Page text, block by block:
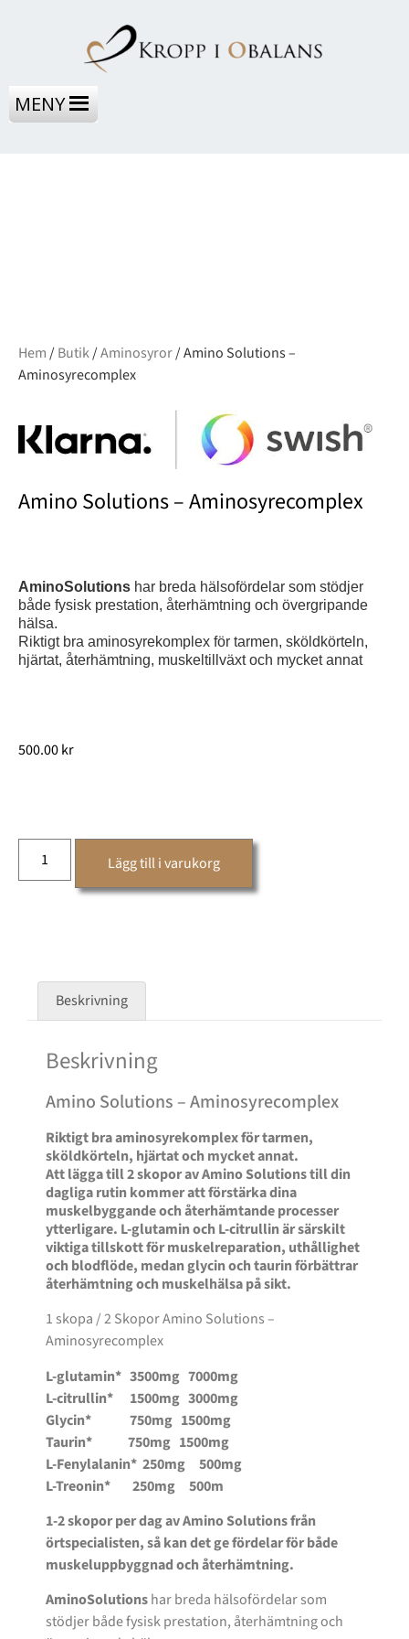
MENY
Hem/Butik/Aminosyror/ Amino Solutions –
Aminosyrecomplex
Amino Solutions – Aminosyrecomplex
AminoSolutions har breda hälsofördelar som stödjer
både fysisk prestation, återhämtning och övergripande
hälsa.
Riktigt bra aminosyrekomplex för tarmen, sköldkörteln,
hjärtat, återhämtning, muskeltillväxt och mycket annat
500.00kr
Lägg till i varukorg
Beskrivning
Beskrivning
Amino Solutions – Aminosyrecomplex
Riktigt bra aminosyrekomplex för tarmen,
sköldkörteln, hjärtat och mycket annat.
Att lägga till 2 skopor av Amino Solutions till din
dagliga rutin kommer att förstärka dina
muskelbyggande och återhämtande processer
ytterligare. L-glutamin och L-citrullin är särskilt
viktiga tillskott för muskelreparation, uthållighet
och blodflöde, medan glycin och taurin förbättrar
återhämtning och muskelhälsa på sikt.
1 skopa / 2 Skopor Amino Solutions –
Aminosyrecomplex
L-glutamin* 3500mg 7000mg
L-citrullin* 1500mg 3000mg
Glycin* 750mg 1500mg
Taurin* 750mg 1500mg
L-Fenylalanin* 250mg 500mg
L-Treonin* 250mg 500m
1-2 skopor per dag av Amino Solutions från
örtspecialisten, så kan det ge fördelar för både
muskeluppbyggnad och återhämtning.
AminoSolutionshar breda hälsofördelar som
stödjer både fysisk prestation, återhämtning och